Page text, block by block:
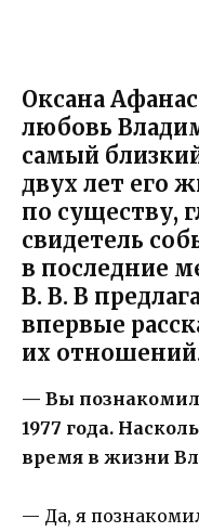
Оксана
любовь
самый
двух лет его
по существу,
свидетель
в последние
В. В. В
впервые
их
— Вы
1977 года.
время в жизни
— Да, я